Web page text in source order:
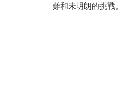
難和未明朗的挑戰。